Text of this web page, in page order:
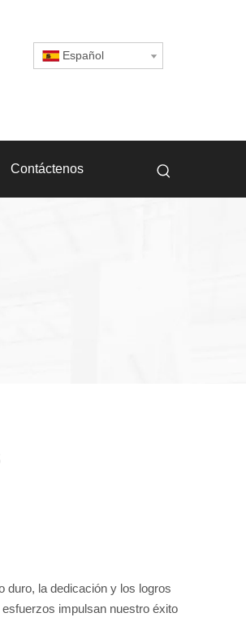
Español
Contáctenos
duro, la dedicación y los logros
impulsan nuestro éxito